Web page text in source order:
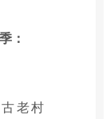
：
老村